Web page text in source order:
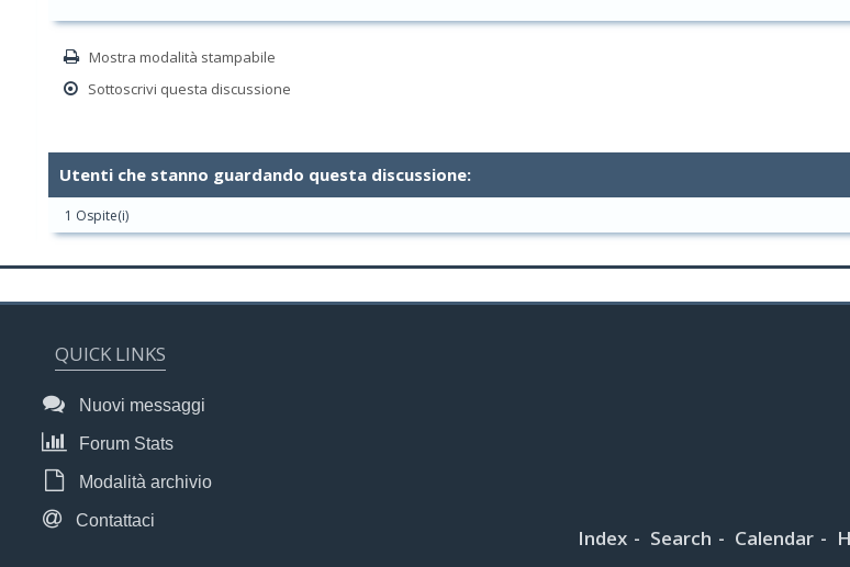
Mostra modalità stampabile
Sottoscrivi questa discussione
Utenti che stanno guardando questa discussione:
1 Ospite(i)
QUICK LINKS
Nuovi messaggi
Forum Stats
Modalità archivio
Contattaci
Index Search Calendar